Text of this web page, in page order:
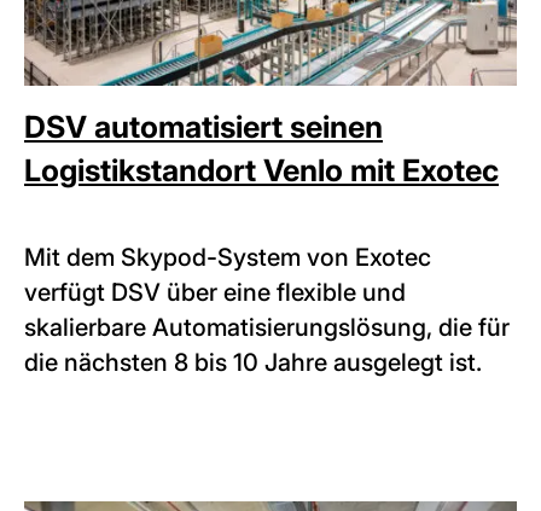
DSV automatisiert seinen
Logistikstandort Venlo mit Exotec
Mit dem Skypod-System von Exotec
verfügt DSV über eine flexible und
skalierbare Automatisierungslösung, die für
die nächsten 8 bis 10 Jahre ausgelegt ist.